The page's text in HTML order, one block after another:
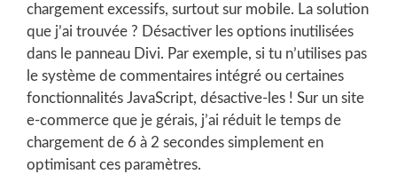
chargement excessifs, surtout sur mobile. La solution
que j’ai trouvée ? Désactiver les options inutilisées
dans le panneau Divi. Par exemple, si tu n’utilises pas
le système de commentaires intégré ou certaines
fonctionnalités JavaScript, désactive-les ! Sur un site
e-commerce que je gérais, j’ai réduit le temps de
chargement de 6 à 2 secondes simplement en
optimisant ces paramètres.